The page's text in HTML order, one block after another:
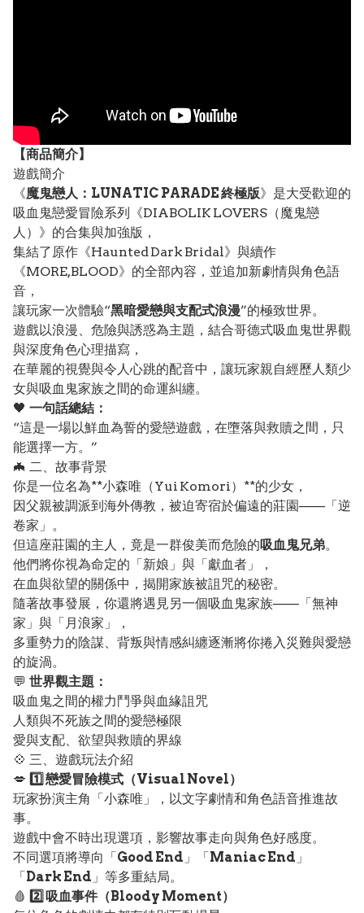
【商品簡介】
遊戲簡介
《魔鬼戀人：LUNATIC PARADE 終極版》是大受歡迎的
吸血鬼戀愛冒險系列《DIABOLIK LOVERS（魔鬼戀
人）》的合集與加強版，
集結了原作《Haunted Dark Bridal》與續作
《MORE, BLOOD》的全部內容，並追加新劇情與角色語
音，
讓玩家一次體驗“黑暗愛戀與支配式浪漫”的極致世界。
遊戲以浪漫、危險與誘惑為主題，結合哥德式吸血鬼世界觀
與深度角色心理描寫，
在華麗的視覺與令人心跳的配音中，讓玩家親自經歷人類少
女與吸血鬼家族之間的命運糾纏。
🖤 一句話總結：
“這是一場以鮮血為誓的愛戀遊戲，在墮落與救贖之間，只
能選擇一方。”
🦇 二、故事背景
你是一位名為**小森唯（Yui Komori）**的少女，
因父親被調派到海外傳教，被迫寄宿於偏遠的莊園——「逆
卷家」。
但這座莊園的主人，竟是一群俊美而危險的吸血鬼兄弟。
他們將你視為命定的「新娘」與「獻血者」，
在血與欲望的關係中，揭開家族被詛咒的秘密。
隨著故事發展，你還將遇見另一個吸血鬼家族——「無神
家」與「月浪家」，
多重勢力的陰謀、背叛與情感糾纏逐漸將你捲入災難與愛戀
的旋渦。
💬 世界觀主題：
吸血鬼之間的權力鬥爭與血緣詛咒
人類與不死族之間的愛戀極限
愛與支配、欲望與救贖的界線
💠 三、遊戲玩法介紹
💋 1️⃣ 戀愛冒險模式（Visual Novel）
玩家扮演主角「小森唯」，以文字劇情和角色語音推進故
事。
遊戲中會不時出現選項，影響故事走向與角色好感度。
不同選項將導向「 Good End 」「 Maniac End 」
「 Dark End 」等多重結局。
🩸 2️⃣ 吸血事件（Bloody Moment）